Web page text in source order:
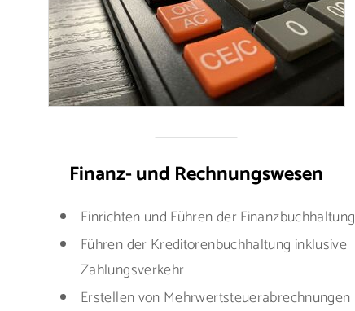
Finanz- und Rechnungswesen
Einrichten und Führen der Finanzbuchhaltung
Führen der Kreditorenbuchhaltung inklusive
Zahlungsverkehr
Erstellen von Mehrwertsteuerabrechnungen